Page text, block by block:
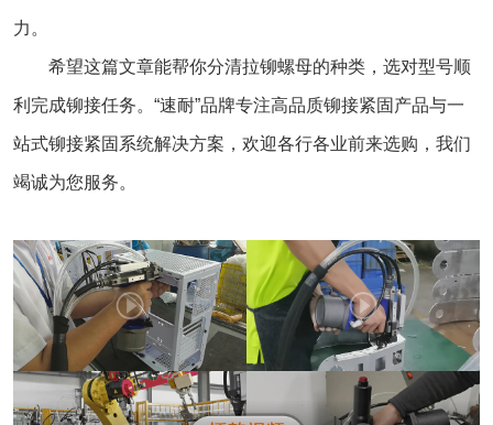
力。
希望这篇文章能帮你分清拉铆螺母的种类，选对型号顺
利完成铆接任务。“速耐”品牌专注高品质铆接紧固产品与一
站式铆接紧固系统解决方案，欢迎各行各业前来选购，我们
竭诚为您服务。